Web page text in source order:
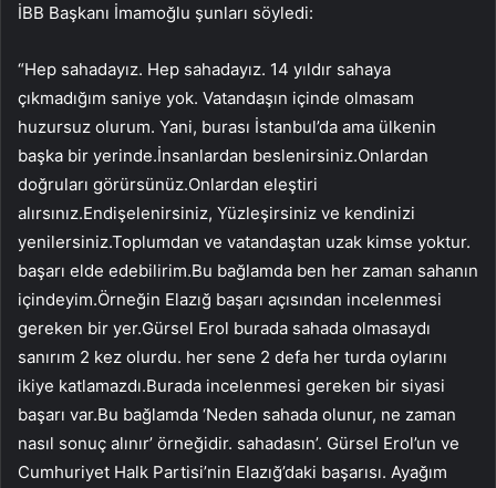
İBB Başkanı İmamoğlu şunları söyledi:
“Hep sahadayız. Hep sahadayız. 14 yıldır sahaya
çıkmadığım saniye yok. Vatandaşın içinde olmasam
huzursuz olurum. Yani, burası İstanbul’da ama ülkenin
başka bir yerinde.İnsanlardan beslenirsiniz.Onlardan
doğruları görürsünüz.Onlardan eleştiri
alırsınız.Endişelenirsiniz, Yüzleşirsiniz ve kendinizi
yenilersiniz.Toplumdan ve vatandaştan uzak kimse yoktur.
başarı elde edebilirim.Bu bağlamda ben her zaman sahanın
içindeyim.Örneğin Elazığ başarı açısından incelenmesi
gereken bir yer.Gürsel Erol burada sahada olmasaydı
sanırım 2 kez olurdu. her sene 2 defa her turda oylarını
ikiye katlamazdı.Burada incelenmesi gereken bir siyasi
başarı var.Bu bağlamda ‘Neden sahada olunur, ne zaman
nasıl sonuç alınır’ örneğidir. sahadasın’. Gürsel Erol’un ve
Cumhuriyet Halk Partisi’nin Elazığ’daki başarısı. Ayağım